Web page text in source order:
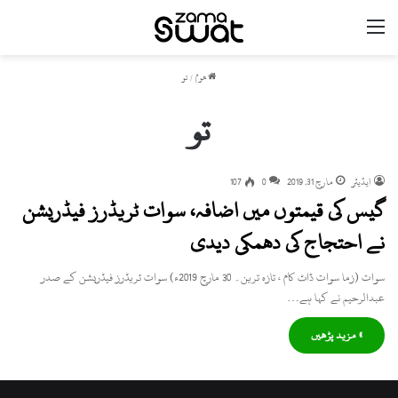
ھوم/تو
تو
ایڈیٹر مارچ 31, 2019 0
107
گیس کی قیمتوں میں اضافہ، سوات ٹریڈرز فیڈریشن
نے احتجاج کی دھمکی دیدی
سوات (زما سوات ڈاٹ کام ، تازہ ترین۔ 30 مارچ 2019ء) سوات ٹریڈرز فیڈریشن کے صدر
عبدالرحیم نے کہا ہے…
» مزید پڑھیں